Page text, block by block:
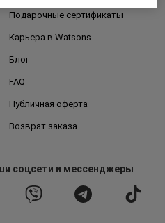
Подарочные сертификаты
Карьера в Watsons
Блог
FAQ
Публичная оферта
Возврат заказа
соцсети и мессенджеры